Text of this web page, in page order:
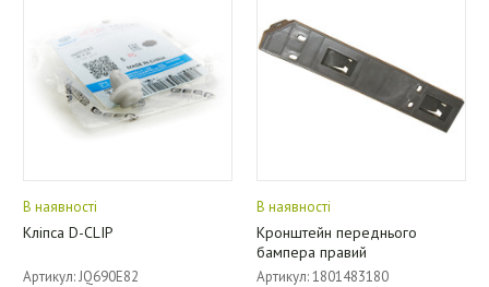
В наявності
Кліпса D-CLIP
Артикул: JQ690E82
В наявності
Кронштейн переднього
бампера правий
Артикул: 1801483180